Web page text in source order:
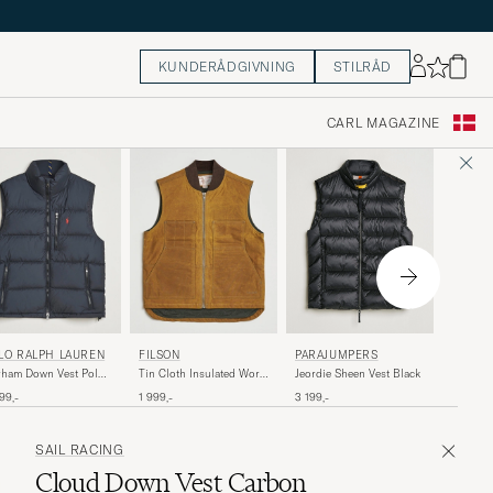
KUNDERÅDGIVNING STILRÅD
CARL MAGAZINE
RALPH LAUREN
Down Vest Polo
FILSON
Tin Cloth Insulated Work
1 999,-
PARAJUMPERS
Jeordie Sheen Vest Black
3 199,-
SAIL RACING
Cloud Down Vest Carbon